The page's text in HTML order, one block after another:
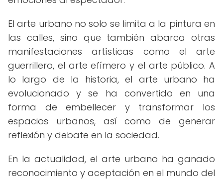
El arte urbano no solo se limita a la pintura en
las calles, sino que también abarca otras
manifestaciones artísticas como el arte
guerrillero, el arte efímero y el arte público. A
lo largo de la historia, el arte urbano ha
evolucionado y se ha convertido en una
forma de embellecer y transformar los
espacios urbanos, así como de generar
reflexión y debate en la sociedad.
En la actualidad, el arte urbano ha ganado
reconocimiento y aceptación en el mundo del